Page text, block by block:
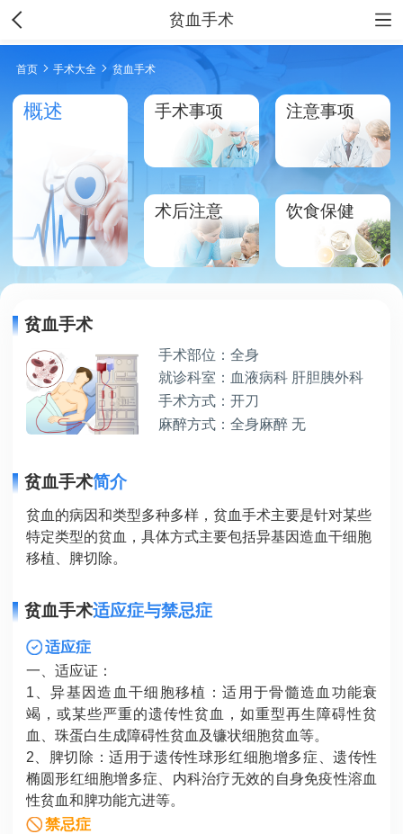
贫血手术
首页 手术大全 贫血手术
概述 手术事项 注意事项
术后注意 饮食保健
贫血手术
手术部位：全身
就诊科室：血液病科 肝胆胰外科
手术方式：开刀
麻醉方式：全身麻醉 无
贫血手术简介
贫血的病因和类型多种多样，贫血手术主要是针对某些
特定类型的贫血，具体方式主要包括异基因造血干细胞
移植、脾切除。
贫血手术适应症与禁忌症
适应症
一、适应证：
1、异基因造血干细胞移植：适用于骨髓造血功能衰
竭，或某些严重的遗传性贫血，如重型再生障碍性贫
血、珠蛋白生成障碍性贫血及镰状细胞贫血等。
2、脾切除：适用于遗传性球形红细胞增多症、遗传性
椭圆形红细胞增多症、内科治疗无效的自身免疫性溶血
性贫血和脾功能亢进等。
禁忌症